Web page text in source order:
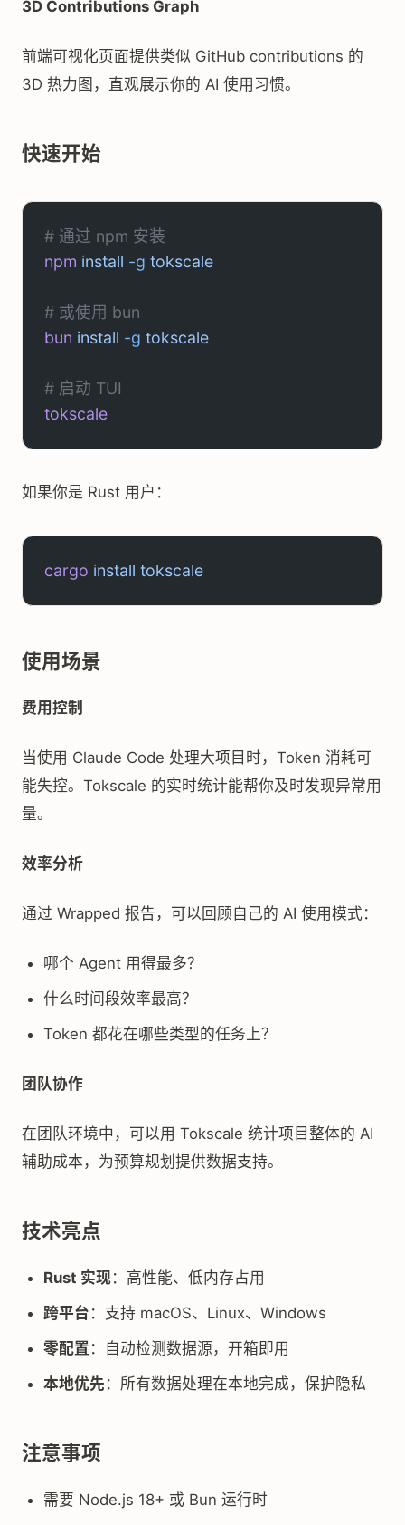
3D Contributions Graph
前端可视化页面提供类似 GitHub contributions 的
3D 热力图，直观展示你的 AI 使用习惯。
快速开始
# 通过 npm 安装
npm install -g tokscale
# 或使用 bun
bun install -g tokscale
# 启动 TUI
tokscale
如果你是 Rust 用户：
cargo install tokscale
使用场景
费用控制
当使用 Claude Code 处理大项目时，Token 消耗可
能失控。Tokscale 的实时统计能帮你及时发现异常用
量。
效率分析
通过 Wrapped 报告，可以回顾自己的 AI 使用模式：
哪个 Agent 用得最多？
什么时间段效率最高？
Token 都花在哪些类型的任务上？
团队协作
在团队环境中，可以用 Tokscale 统计项目整体的 AI
辅助成本，为预算规划提供数据支持。
技术亮点
Rust 实现：高性能、低内存占用
跨平台 ：支持 macOS、Linux、Windows
零配置 ：自动检测数据源，开箱即用
本地优先 ：所有数据处理在本地完成，保护隐私
注意事项
需要 Node.js 18+ 或 Bun 运行时